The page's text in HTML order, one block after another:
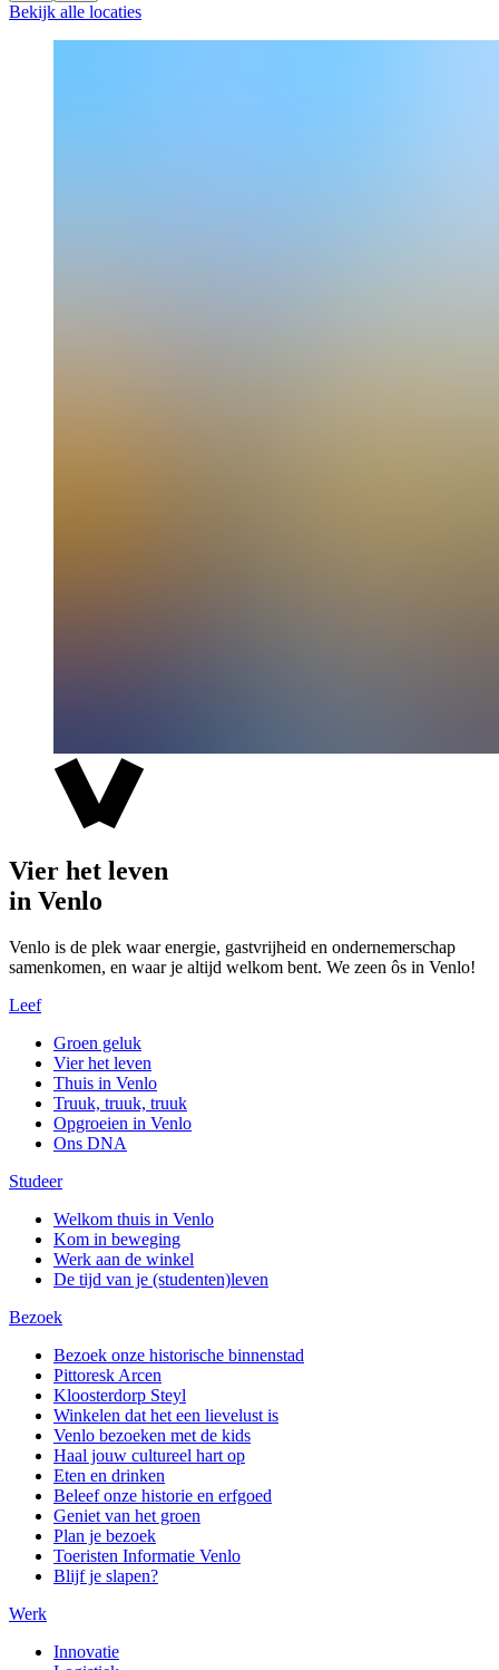
Bekijk alle locaties
Vier het leven
in Venlo
Venlo is de plek waar energie, gastvrijheid en ondernemerschap
samenkomen, en waar je altijd welkom bent. We zeen ôs in Venlo!
Leef
Groen geluk
Vier het leven
Thuis in Venlo
Truuk, truuk, truuk
Opgroeien in Venlo
Ons DNA
Studeer
Welkom thuis in Venlo
Kom in beweging
Werk aan de winkel
De tijd van je (studenten)leven
Bezoek
Bezoek onze historische binnenstad
Pittoresk Arcen
Kloosterdorp Steyl
Winkelen dat het een lievelust is
Venlo bezoeken met de kids
Haal jouw cultureel hart op
Eten en drinken
Beleef onze historie en erfgoed
Geniet van het groen
Plan je bezoek
Toeristen Informatie Venlo
Blijf je slapen?
Werk
Innovatie